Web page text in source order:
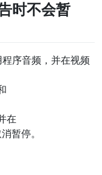
时不会暂
序音频，并在视频
在
暂停。